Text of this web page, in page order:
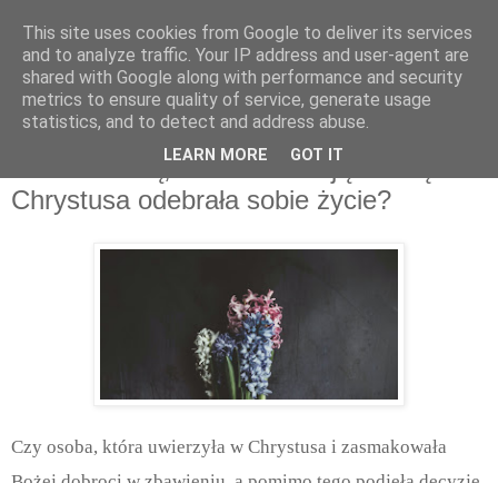
piątek, października 21, 2022
A co z osobą, która deklarując wiarę w
Chrystusa odebrała sobie życie?
Czy osoba, która uwierzyła w Chrystusa i zasmakowała
This site uses cookies from Google to deliver its services
and to analyze traffic. Your IP address and user-agent are
shared with Google along with performance and security
metrics to ensure quality of service, generate usage
statistics, and to detect and address abuse.
LEARN MORE GOT IT